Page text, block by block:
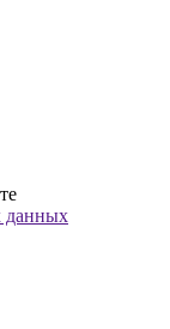
данных